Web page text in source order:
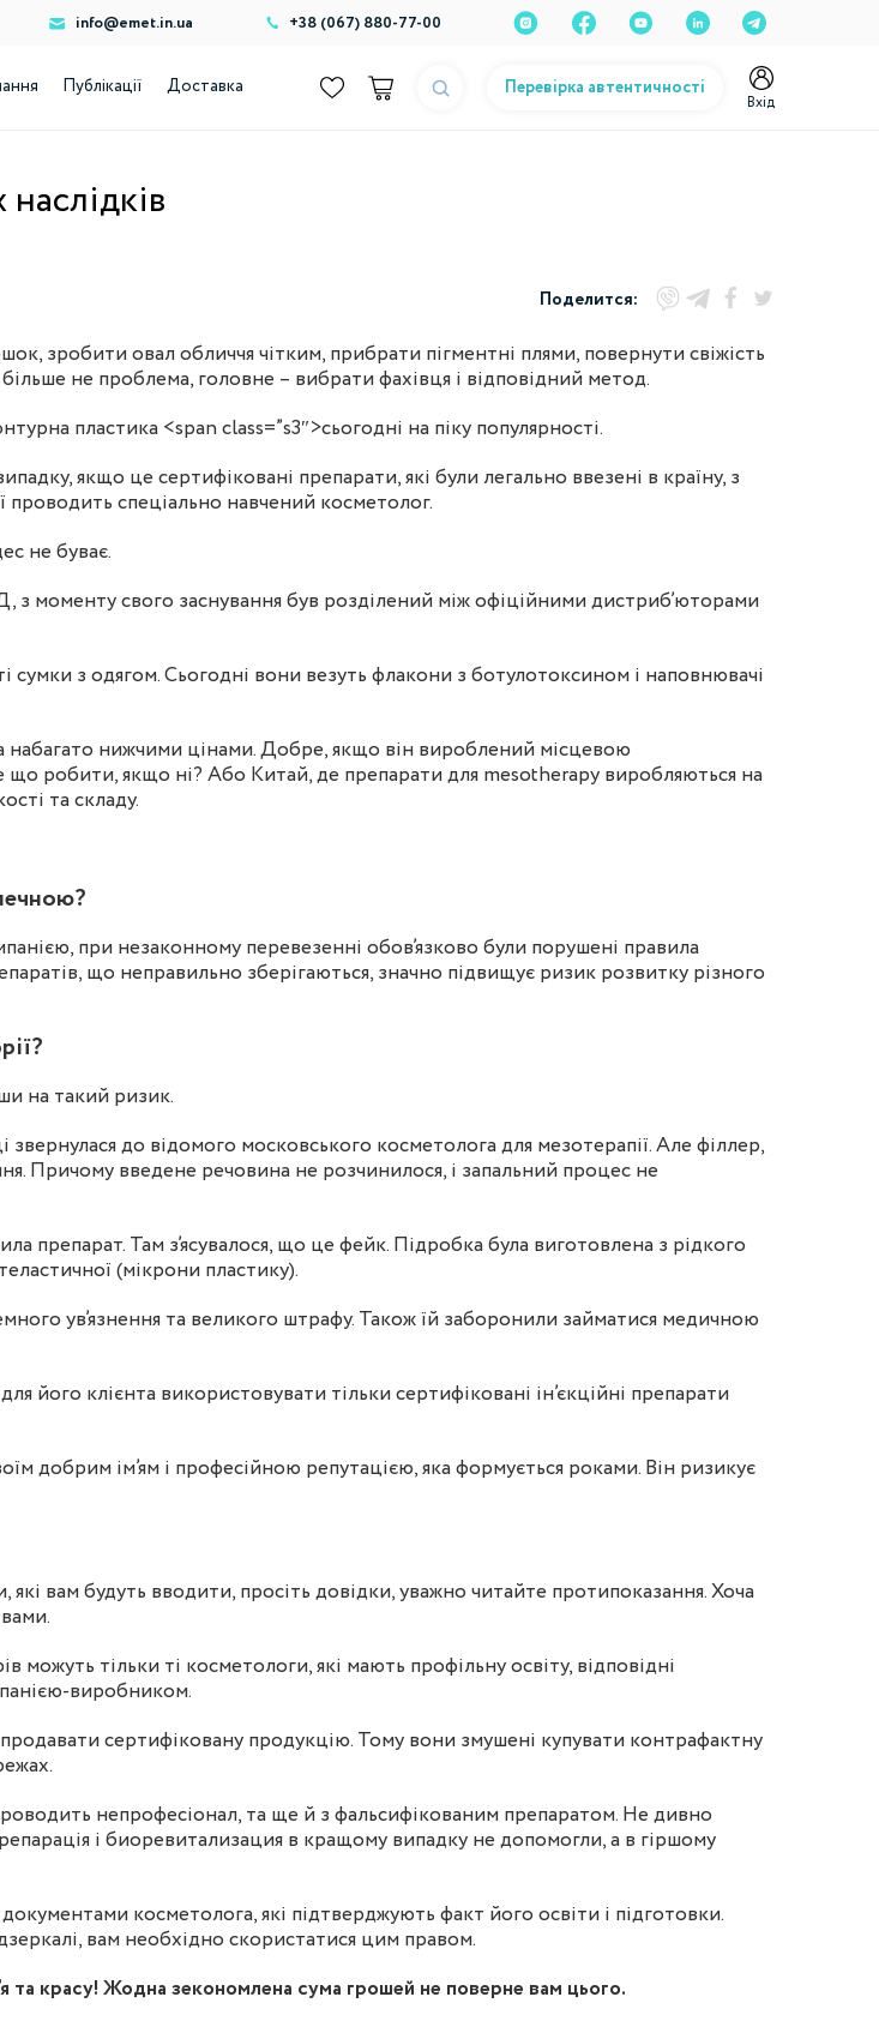
info@emet.in.ua +38 (067) 880-77-00
Публікації Доставка Перевірка автентичності
Вхід
Поделится:
зробити овал обличчя чітким, прибрати пігментні плями, повернути свіжість
не проблема, головне – вибрати фахівця і відповідний метод.
пластика <span class=”s3″>сьогодні на піку популярності.
якщо це сертифіковані препарати, які були легально ввезені в країну, з
проводить спеціально навчений косметолог.
не буває.
з моменту свого заснування був розділений між офіційними дистриб’юторами
сумки з одягом. Сьогодні вони везуть флакони з ботулотоксином і наповнювачі
нижчими цінами. Добре, якщо він вироблений місцевою
робити, якщо ні? Або Китай, де препарати для mesotherapy виробляються на
та складу.
при незаконному перевезенні обов’язково були порушені правила
що неправильно зберігаються, значно підвищує ризик розвитку різного
на такий ризик.
до відомого московського косметолога для мезотерапії. Але філлер,
Причому введене речовина не розчинилося, і запальний процес не
препарат. Там з’ясувалося, що це фейк. Підробка була виготовлена з рідкого
(мікрони пластику).
ув’язнення та великого штрафу. Також їй заборонили займатися медичною
його клієнта використовувати тільки сертифіковані ін’єкційні препарати
добрим ім’ям і професійною репутацією, яка формується роками. Він ризикує
вам будуть вводити, просіть довідки, уважно читайте протипоказання. Хоча
тільки ті косметологи, які мають профільну освіту, відповідні
виробником.
сертифіковану продукцію. Тому вони змушені купувати контрафактну
непрофесіонал, та ще й з фальсифікованим препаратом. Не дивно
і биоревитализация в кращому випадку не допомогли, а в гіршому
косметолога, які підтверджують факт його освіти і підготовки.
вам необхідно скористатися цим правом.
та красу! Жодна зекономлена сума грошей не поверне вам цього.